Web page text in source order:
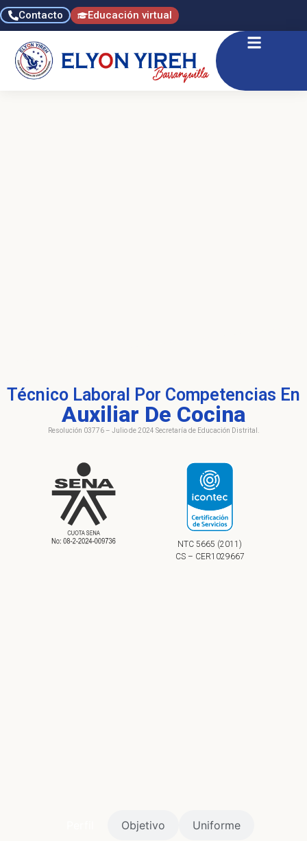
Contacto Educación virtual
Técnico Laboral Por Competencias En
Auxiliar De Cocina
Resolución 03776 – Julio de 2024 Secretaría de Educación Distrital.
NTC 5665 (2011)
CS – CER1029667
Objetivo Uniforme